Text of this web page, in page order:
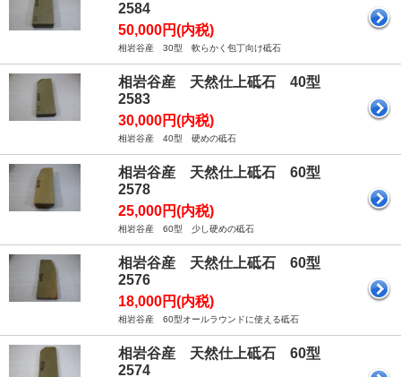
2584
50,000円(内税)
相岩谷産 30型 軟らかく包丁向け砥石
相岩谷産 天然仕上砥石 40型
2583
30,000円(内税)
相岩谷産 40型 硬めの砥石
相岩谷産 天然仕上砥石 60型
2578
25,000円(内税)
相岩谷産 60型 少し硬めの砥石
相岩谷産 天然仕上砥石 60型
2576
18,000円(内税)
相岩谷産 60型オールラウンドに使える砥石
相岩谷産 天然仕上砥石 60型
2574